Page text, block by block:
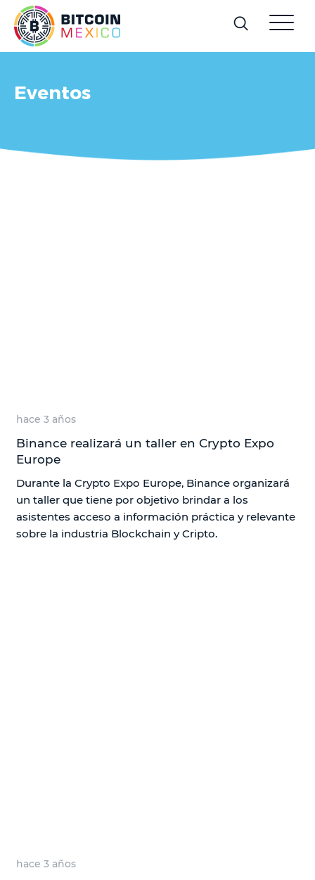
Eventos
hace 3 años
Binance realizará un taller en Crypto Expo
Europe
Durante la Crypto Expo Europe, Binance organizará
un taller que tiene por objetivo brindar a los
asistentes acceso a información práctica y relevante
sobre la industria Blockchain y Cripto.
hace 3 años